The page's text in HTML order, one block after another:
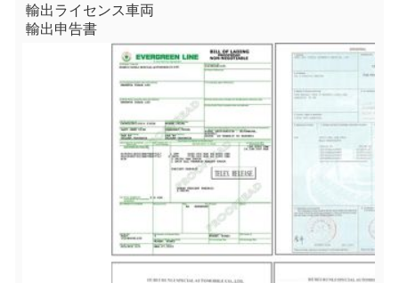
輸出ライセンス車両
輸出申告書